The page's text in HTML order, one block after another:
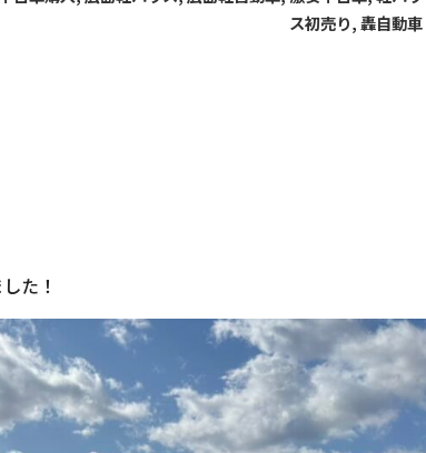
ス初売り,轟自動車
た！